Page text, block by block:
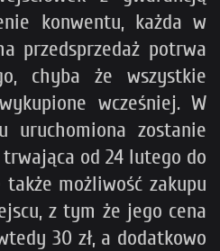
konwentu, każda w
przedsprzedaż potrwa
chyba że wszystkie
wcześniej. W
uruchomiona zostanie
od 24 lutego do
możliwość zakupu
z tym że jego cena
30 zł, a dodatkowo